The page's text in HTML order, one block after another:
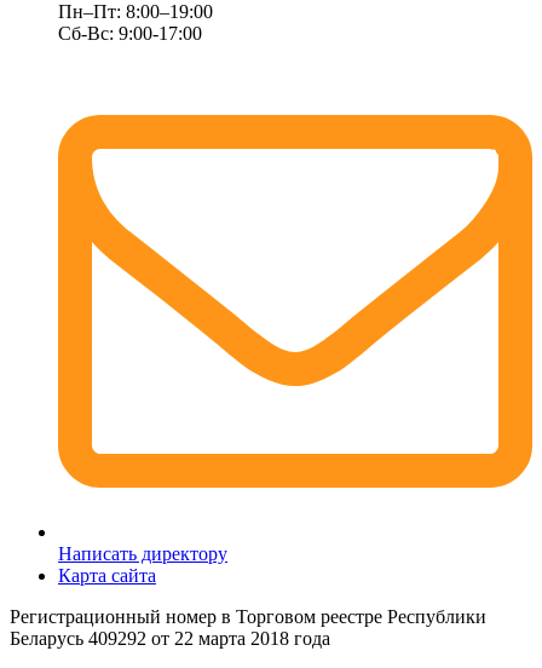
Пн–Пт: 8:00–19:00
Сб-Вс: 9:00-17:00
Написать директору
Карта сайта
Регистрационный номер в Торговом реестре Республики
Беларусь 409292 от 22 марта 2018 года